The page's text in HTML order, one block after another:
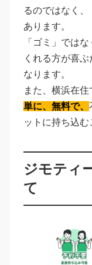
るのではなく
あります。
「ゴミ」では
くれる方が喜
なります。
また、横浜在住
単に、無料で、
ットに持ち込む
ジモティ
て